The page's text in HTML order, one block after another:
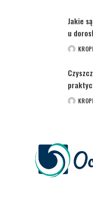
Jakie
u
POSTED
POSTED